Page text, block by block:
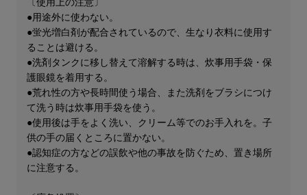
〔使用上の注意〕
●用途外に使わない。
●蛍光増白剤が配合されているので、生なり衣料に使用す
ることは避ける。
●洗剤タンクに移し替えて溶解する時は、炊事用手袋・保
護眼鏡を着用する。
●荒れ性の方や長時間使う場合、また洗剤をブラシにつけ
て洗う時は炊事用手袋を使う。
●使用後は手をよく洗い、クリーム等でのお手入れを。子
供の手の届くところに置かない。
●認知症の方などの誤飲や他の事故を防ぐため、置き場所
に注意する。